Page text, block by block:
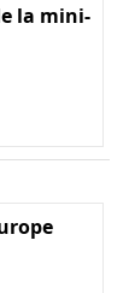
la mini-